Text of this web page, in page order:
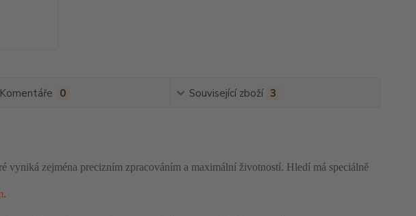
Komentáře 0 Související zboží 3
vyniká zejména precizním zpracováním a maximální životností. Hledí má speciálně
.